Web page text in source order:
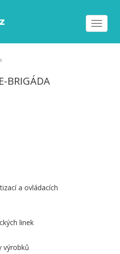
Toggle
BRIGÁDA
a ovládacích
linek
výrobků